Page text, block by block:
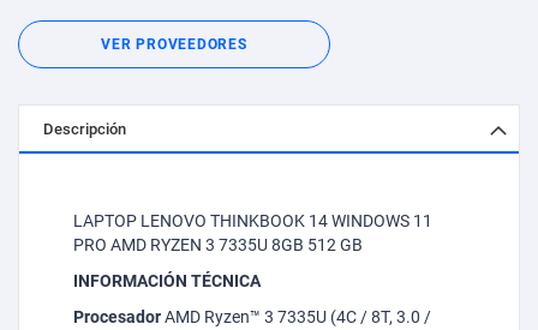
VER PROVEEDORES
Descripción
LAPTOP LENOVO THINKBOOK 14 WINDOWS 11
PRO AMD RYZEN 3 7335U 8GB 512 GB
INFORMACIÓN TÉCNICA
ProcesadorAMD Ryzen™ 3 7335U (4C / 8T, 3.0 /